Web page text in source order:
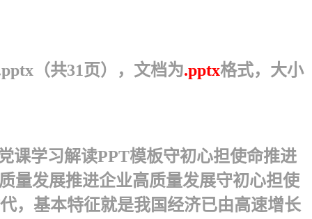
（共31页），文档为.pptx格式，大小
课学习解读PPT模板守初心担使命推进
量发展推进企业高质量发展守初心担使
，基本特征就是我国经济已由高速增长